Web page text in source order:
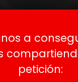
a
petición: